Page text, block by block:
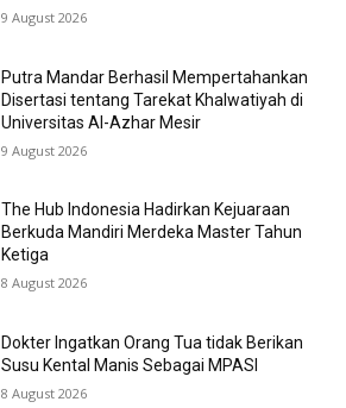
9 August 2026
Putra Mandar Berhasil Mempertahankan
Disertasi tentang Tarekat Khalwatiyah di
Universitas Al-Azhar Mesir
9 August 2026
The Hub Indonesia Hadirkan Kejuaraan
Berkuda Mandiri Merdeka Master Tahun
Ketiga
8 August 2026
Dokter Ingatkan Orang Tua tidak Berikan
Susu Kental Manis Sebagai MPASI
8 August 2026